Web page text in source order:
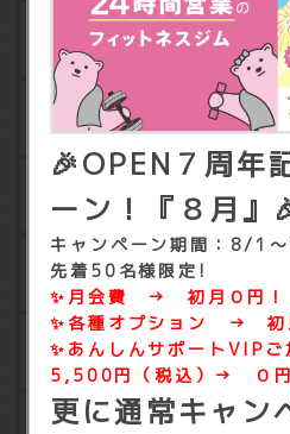
契約ロッカー
水素
タンニング
相互
🎉OPEN７周年
ーン！『８月』
キャンペーン期間：8/1
先着50 名様限定!
✨月会費 → 初月０円！
✨各種オプション → 初
✨あんしんサポートVIPご
5,500円（税込）→ ０円
更に通常キャン